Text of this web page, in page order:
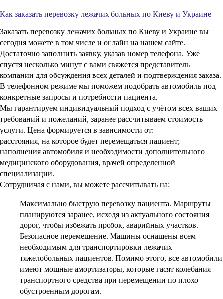
Как заказать перевозку лежачих больных по Киеву и Украине
Заказать перевозку лежачих больных по Киеву и Украине вы
сегодня можете в том числе и онлайн на нашем сайте.
Достаточно заполнить заявку, указав номер телефона. Уже
спустя несколько минут с вами свяжется представитель
компании для обсуждения всех деталей и подтверждения заказа.
В телефонном режиме мы поможем подобрать автомобиль под
конкретные запросы и потребности пациента.
Мы гарантируем индивидуальный подход с учётом всех ваших
требований и пожеланий, заранее рассчитываем стоимость
услуги. Цена формируется в зависимости от:
расстояния, на которое будет перемещаться пациент;
наполнения автомобиля и необходимости дополнительного
медицинского оборудования, врачей определенной
специализации.
Сотрудничая с нами, вы можете рассчитывать на:
Максимально быструю перевозку пациента. Маршруты
планируются заранее, исходя из актуального состояния
дорог, чтобы избежать пробок, аварийных участков.
Безопасное перемещение. Машины оснащены всем
необходимым для транспортировки лежачих
тяжелобольных пациентов. Помимо этого, все автомобили
имеют мощные амортизаторы, которые гасят колебания
транспортного средства при перемещении по плохо
обустроенным дорогам.